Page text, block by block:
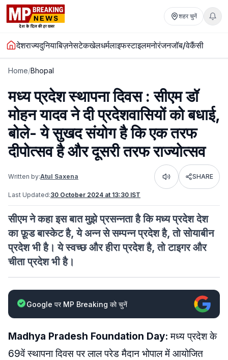
शहर चुनें
देशराज्यदुनियाबिज़नेसटेकखेलधर्मलाइफस्टाइलमनोरंजनजॉब/वेकैंसी
Home/Bhopal
मध्य प्रदेश स्थापना दिवस : सीएम डॉ
मोहन यादव ने दी प्रदेशवासियों को बधाई,
बोले- ये सुखद संयोग है कि एक तरफ
दीपोत्सव है और दूसरी तरफ राज्योत्सव
Written by:Atul Saxena Listen SHARE
Last Updated:30 October 2024 at 13:30 IST
सीएम ने कहा इस बात मुझे प्रसन्नता है कि मध्य प्रदेश देश
का फ़ूड बास्केट है, ये अन्न से सम्पन्न प्रदेश है, तो सोयाबीन
प्रदेश भी है। ये स्वच्छ और हीरा प्रदेश है, तो टाइगर और
चीता प्रदेश भी है।
Google पर MP Breaking को चुनें
Madhya Pradesh Foundation Day: मध्य प्रदेश के
69वें स्थापना दिवस पर लाल परेड मैदान भोपाल में आयोजित